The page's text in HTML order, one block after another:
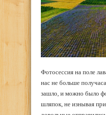
Фотосессия на поле
нас не больше
зашло, и можно было
шляпок, не изнывая